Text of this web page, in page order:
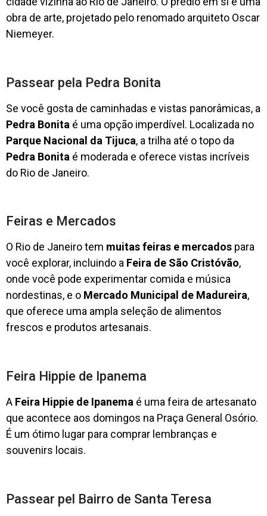
obra de arte, projetado pelo renomado arquiteto Oscar
Niemeyer.
Passear pela Pedra Bonita
Se você gosta de caminhadas e vistas panorâmicas, a
Pedra Bonita é uma opção imperdível. Localizada no
Parque Nacional da Tijuca, a trilha até o topo da
Pedra Bonita é moderada e oferece vistas incríveis
do Rio de Janeiro.
Feiras e Mercados
O Rio de Janeiro tem muitas feiras e mercados para
você explorar, incluindo a Feira de São Cristóvão,
onde você pode experimentar comida e música
nordestinas, e o Mercado Municipal de Madureira,
que oferece uma ampla seleção de alimentos
frescos e produtos artesanais.
Feira Hippie de Ipanema
A Feira Hippie de Ipanema é uma feira de artesanato
que acontece aos domingos na Praça General Osório.
É um ótimo lugar para comprar lembranças e
souvenirs locais.
Passear pel Bairro de Santa Teresa